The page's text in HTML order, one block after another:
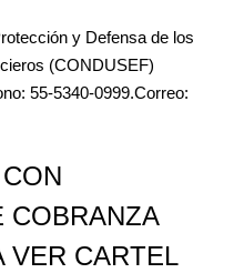
y Defensa de los
(CONDUSEF)
55-5340-0999.Correo:
COBRANZA
VER CARTEL